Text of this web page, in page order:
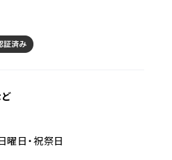
曜日・祝祭日